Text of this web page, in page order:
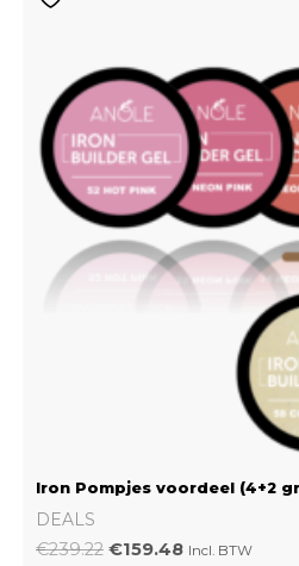
Iron Pompjes voordeel (4+2
DEALS
€239.22 €159.48 Incl. BTW